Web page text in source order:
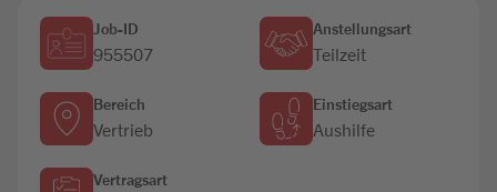
Job-ID
955507
Anstellungsart
Teilzeit
Bereich
Vertrieb
Einstiegsart
Aushilfe
Vertragsart